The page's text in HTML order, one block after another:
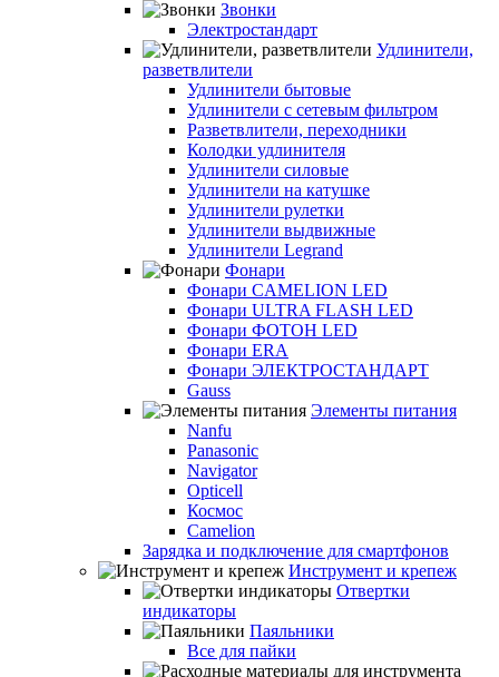
Звонки
Электростандарт
Удлинители,
разветвлители
Удлинители бытовые
Удлинители с сетевым фильтром
Разветвлители, переходники
Колодки удлинителя
Удлинители силовые
Удлинители на катушке
Удлинители рулетки
Удлинители выдвижные
Удлинители Legrand
Фонари
Фонари CAMELION LED
Фонари ULTRA FLASH LED
Фонари ФОТОН LED
Фонари ERA
Фонари ЭЛЕКТРОСТАНДАРТ
Gauss
Элементы питания
Nanfu
Panasonic
Navigator
Opticell
Космос
Camelion
Зарядка и подключение для смартфонов
Инструмент и крепеж
Отвертки
индикаторы
Паяльники
Все для пайки